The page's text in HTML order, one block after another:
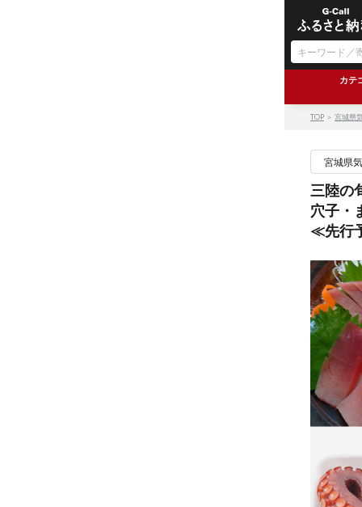
カテ
TOP ＞ 宮城県
宮城県
三陸の
穴子・
≪先行